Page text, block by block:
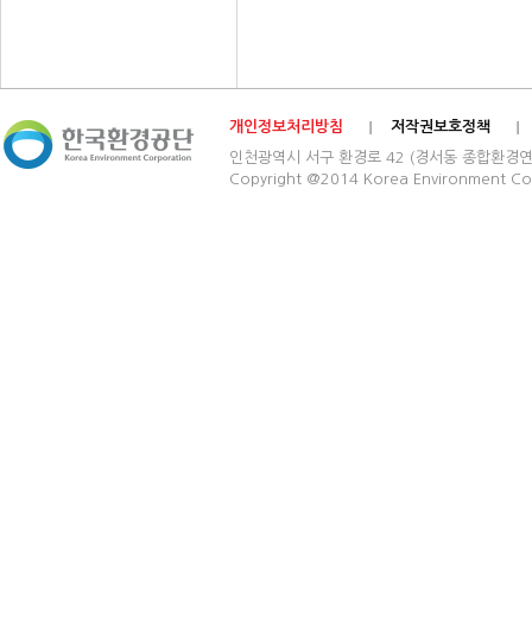
개인정보처리방침
저작권보호정책
인천광역시 서구 환경로 42 (경서동 종합
Copyright @2014 Korea Environment